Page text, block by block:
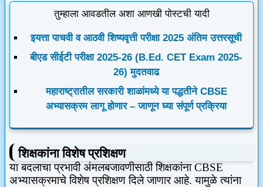
तुम्हाला आवडतील अशा आणखी पोस्टची यादी
इयत्ता पाचवी व आठवी शिष्यवृत्ती परीक्षा 2025 अंतिम उत्तरसूची
बीएड सीईटी परीक्षा 2025-26 (B.Ed. CET Exam 2025-
26) मुदतवाढ
महाराष्ट्रातील सरकारी शाळांमध्ये या पद्धतीने CBSE
अभ्यासक्रम लागू होणार – जाणून घ्या संपूर्ण प्रक्रिया
शिक्षकांना विशेष प्रशिक्षण
या बदलाचा प्रभावी अंमलबजावणीसाठी शिक्षकांनाCBSE
अभ्यासक्रमाचे विशेष प्रशिक्षण दिले जाणार आहे. यामुळे त्यांना